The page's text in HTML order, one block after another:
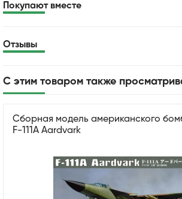
Покупают вместе
Отзывы
С этим товаром также
Сборная модель американского
F-111A Aardvark